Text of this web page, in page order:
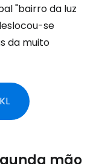
"bairro da luz
se
da muito
mão